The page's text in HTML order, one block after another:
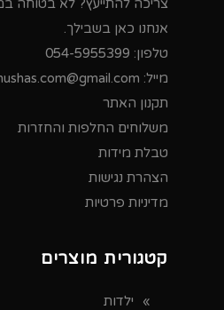
צריכה להתייעץ? לא בטוחה
אנחנו כאן בשבילך.
טלפון: 054-5955399
מייל:
תקנון האתר
משלוחים החלפות והחזרות
טבלת מידות
הצהרת נגישות
מדיניות פרטיות
קטגורית מוצרים
ילדות